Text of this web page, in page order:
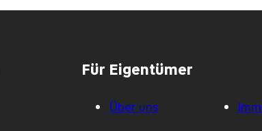
Für Eigentümer
Über uns